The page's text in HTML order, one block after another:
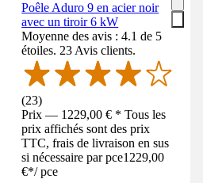
Poêle Aduro 9 en acier noir
avec un tiroir 6 kW
Moyenne des avis : 4.1 de 5
étoiles. 23 Avis clients.
(23)
Prix — 1229,00 € * Tous les
prix affichés sont des prix
TTC, frais de livraison en sus
si nécessaire par pce1229,00
€*/ pce